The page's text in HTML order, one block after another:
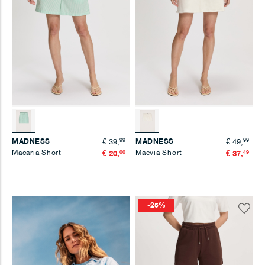
MADNESS
Macaria Short
€ 39,99
€ 20,00
MADNESS
Maevia Short
€ 49,99
€ 37,49
-25%
Voeg